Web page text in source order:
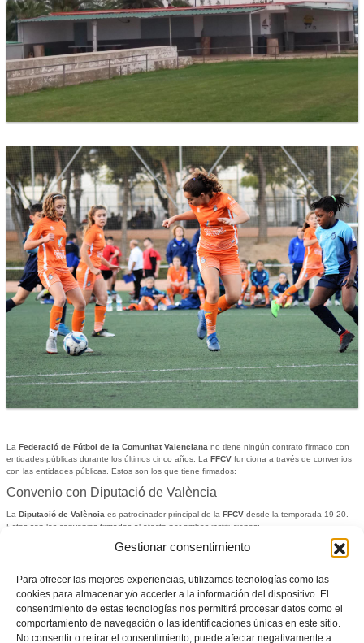
Gestionar consentimiento
Para ofrecer las mejores experiencias, utilizamos tecnologías como las
cookies para almacenar y/o acceder a la información del dispositivo. El
consentimiento de estas tecnologías nos permitirá procesar datos como el
comportamiento de navegación o las identificaciones únicas en este sitio.
No consentir o retirar el consentimiento, puede afectar negativamente a
La Federació de Fútbol de la Comunitat Valencianano tiene ningún contrato firmado con
entidades públicas durante los últimos cinco años. La FFCVfunciona a través de convenios
con las entidades públicas. Estos son los que tiene firmados:
Convenio con Diputació de València
LaDiputació de València es patrocinador principal de la FFCVdesde la temporada 19-20.
Estos son los convenios firmados al efecto por ambas instituciones:
Convenio FFCV - Diputació de València 24-25
Convenio FFCV - Diputació de València 21-22
Convenio FFCV - Diputació de València 20-21
Convenio FFCV - Diputació de València 19-20
Convenio con la Generalitat Valenciana